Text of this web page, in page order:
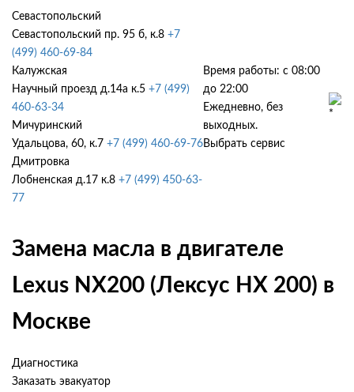
Севастопольский
Севастопольский пр. 95 б, к.8 +7
(499) 460-69-84
Калужская
Научный проезд д.14а к.5 +7 (499)
460-63-34
Мичуринский
Удальцова, 60, к.7 +7 (499) 460-69-76
Дмитровка
Лобненская д.17 к.8 +7 (499) 450-63-
77
Время работы: с 08:00
до 22:00
Ежедневно, без
выходных.
Выбрать сервис
Замена масла в двигателе
Lexus NX200 (Лексус НХ 200) в
Москве
Диагностика
Заказать эвакуатор